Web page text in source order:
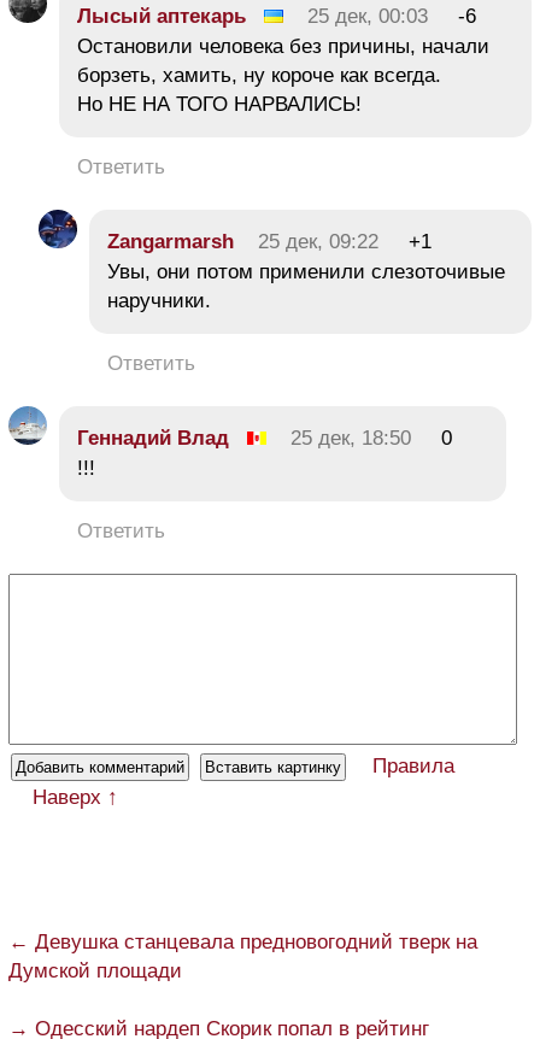
Лысый аптекарь 25 дек, 00:03
-6
Остановили человека без причины, начали
борзеть, хамить, ну короче как всегда.
Но НЕ НА ТОГО НАРВАЛИСЬ!
Ответить
Zangarmarsh 25 дек, 09:22
+1
Увы, они потом применили слезоточивые
наручники.
Ответить
Геннадий Влад 25 дек, 18:50
0
!!!
Ответить
Правила
Наверх ↑
← Девушка станцевала предновогодний тверк на
Думской площади
→ Одесский нардеп Скорик попал в рейтинг